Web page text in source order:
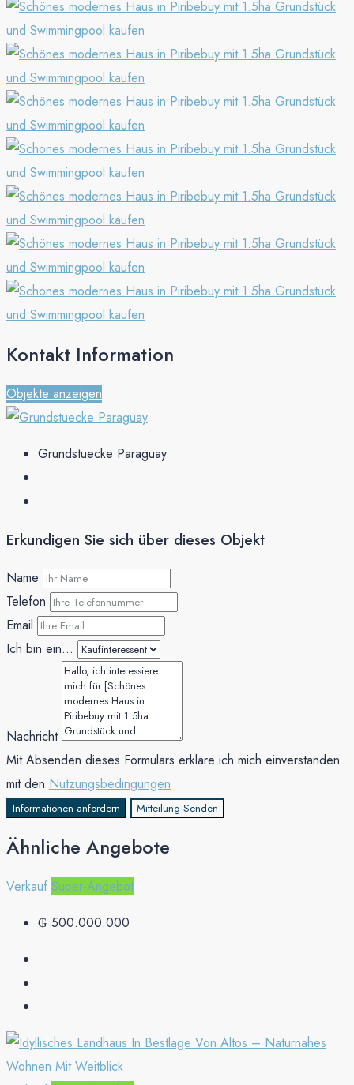
Kontakt Information
Objekte anzeigen
Grundstuecke Paraguay
Erkundigen Sie sich über dieses Objekt
Name
Telefon
Email
Ich bin ein...
Nachricht
Mit Absenden dieses Formulars erkläre ich mich einverstanden
mit den Nutzungsbedingungen
Informationen anfordern Mitteilung Senden
Ähnliche Angebote
Verkauf Super-Angebot
₲ 500.000.000